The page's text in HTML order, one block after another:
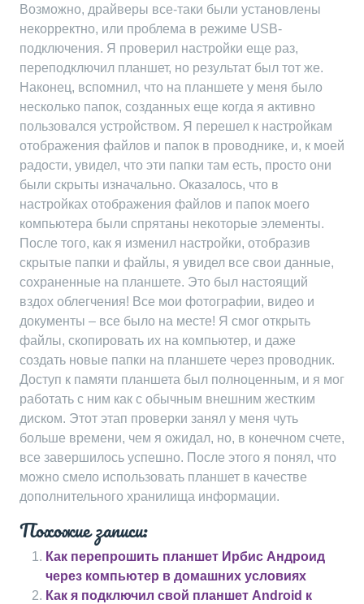
Возможно, драйверы все-таки были установлены
некорректно, или проблема в режиме USB-
подключения. Я проверил настройки еще раз,
переподключил планшет, но результат был тот же.
Наконец, вспомнил, что на планшете у меня было
несколько папок, созданных еще когда я активно
пользовался устройством. Я перешел к настройкам
отображения файлов и папок в проводнике, и, к моей
радости, увидел, что эти папки там есть, просто они
были скрыты изначально. Оказалось, что в
настройках отображения файлов и папок моего
компьютера были спрятаны некоторые элементы.
После того, как я изменил настройки, отобразив
скрытые папки и файлы, я увидел все свои данные,
сохраненные на планшете. Это был настоящий
вздох облегчения! Все мои фотографии, видео и
документы – все было на месте! Я смог открыть
файлы, скопировать их на компьютер, и даже
создать новые папки на планшете через проводник.
Доступ к памяти планшета был полноценным, и я мог
работать с ним как с обычным внешним жестким
диском. Этот этап проверки занял у меня чуть
больше времени, чем я ожидал, но, в конечном счете,
все завершилось успешно. После этого я понял, что
можно смело использовать планшет в качестве
дополнительного хранилища информации.
Похожие записи:
Как перепрошить планшет Ирбис Андроид
через компьютер в домашних условиях
Как я подключил свой планшет Android к